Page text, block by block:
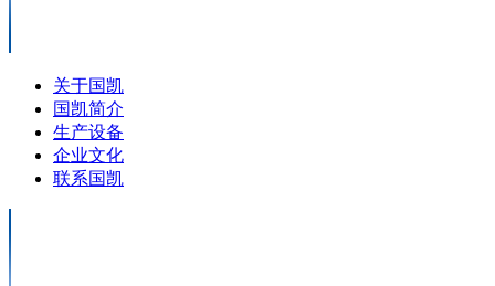
关于国凯
国凯简介
生产设备
企业文化
联系国凯